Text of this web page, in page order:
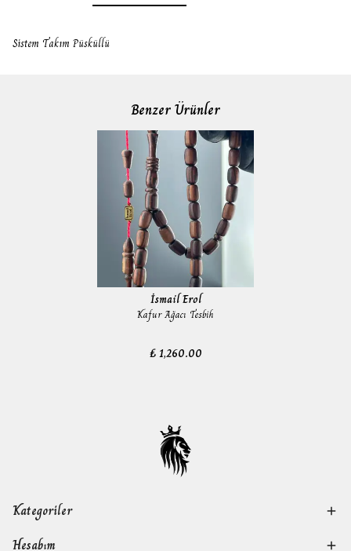
Sistem Takım Püsküllü
Benzer Ürünler
İsmail Erol
Kafur Ağacı Tesbih
₺ 1,260.00
Kategoriler
Hesabım